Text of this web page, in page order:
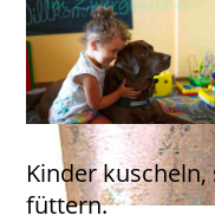
Kinder
füttern.